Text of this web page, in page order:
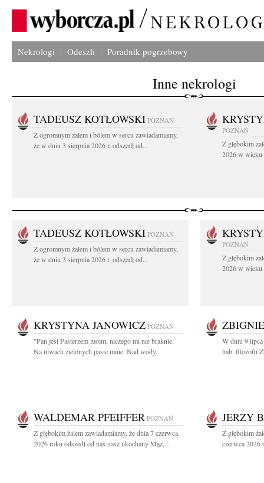
Nekrologi Odeszli Poradnik pogrzebowy
Inne nekrologi
TADEUSZ KOTŁOWSKI POZNAŃ
Z ogromnym żalem i bólem w sercu zawiadamiamy,
że w dniu 3 sierpnia 2026 r. odszedł od...
POZNAŃ
Z głębokim
2026 w wieku
TADEUSZ KOTŁOWSKI POZNAŃ
Z ogromnym żalem i bólem w sercu zawiadamiamy,
że w dniu 3 sierpnia 2026 r. odszedł od...
POZNAŃ
Z głębokim
2026 w wieku
KRYSTYNA JANOWICZ POZNAŃ
"Pan jest Pasterzem moim, niczego mi nie braknie.
Na niwach zielonych pasie mnie. Nad wody...
W dniu 9
hab. filozofii
WALDEMAR PFEIFFER POZNAŃ
Z głębokim żalem zawiadamiamy, że dnia 7 czerwca
2026 roku odszedł od nas nasz ukochany Mąż,...
JERZY
Z głębokim
czerwca 2026